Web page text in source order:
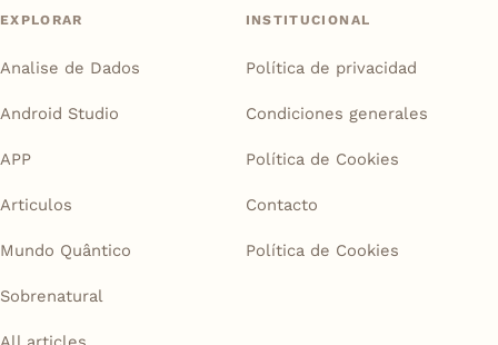
EXPLORAR
Analise de Dados
Android Studio
APP
Articulos
Mundo Quântico
Sobrenatural
INSTITUCIONAL
Política de privacidad
Condiciones generales
Política de Cookies
Contacto
Política de Cookies